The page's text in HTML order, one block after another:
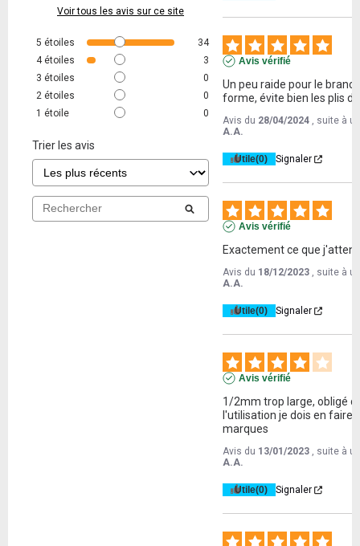
Voir tous les avis sur ce site
5 étoiles
34
4 étoiles
3
3 étoiles
0
2 étoiles
0
1 étoile 0
Trier les avis
Avis vérifié
Un peu raide pour le
forme, évite bien les plis
Avis du 28/04/2024 , suite à
A.A.
Utile(0) Signaler
Avis vérifié
Exactement ce que
Avis du 18/12/2023 , suite à
A.A.
Utile(0) Signaler
Avis vérifié
1/2mm trop large, obligé
l'utilisation je dois en faire
marques
Avis du 13/01/2023 , suite à
A.A.
Utile(0) Signaler